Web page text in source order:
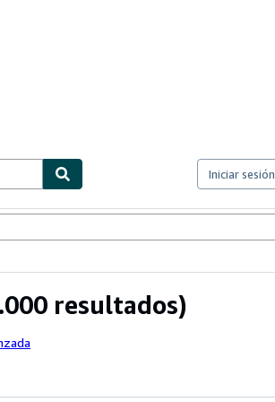
Iniciar sesión
resultados)